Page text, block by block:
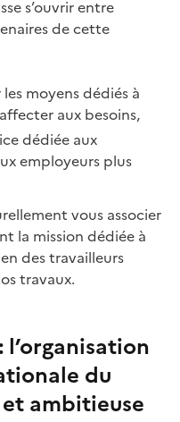
s’ouvrir entre
de cette
moyens dédiés à
aux besoins,
dédiée aux
employeurs plus
vous associer
la mission dédiée à
des travailleurs
travaux.
du
ambitieuse